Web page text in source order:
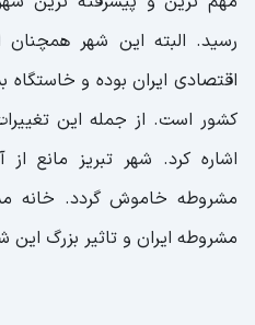
رسید. البته این شهر
اقتصادی ایران بوده و خاستگاه
کشور است. از جمله این
اشاره کرد. شهر تبریز مانع
مشروطه خاموش گردد. خانه
مشروطه ایران و تاثیر بزرگ